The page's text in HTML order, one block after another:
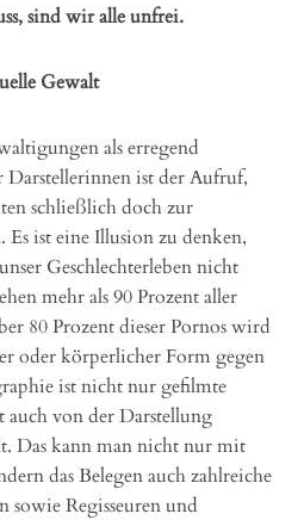
sind wir alle unfrei.
Gewalt
als erregend
Darstellerinnen ist der Aufruf,
schließlich doch zur
ist eine Illusion zu denken,
Geschlechterleben nicht
mehr als 90 Prozent aller
80 Prozent dieser Pornos wird
oder körperlicher Form gegen
ist nicht nur gefilmte
von der Darstellung
Das kann man nicht nur mit
das Belegen auch zahlreiche
sowie Regisseuren und